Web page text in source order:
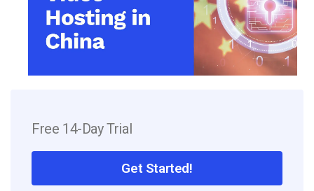
Free 14-Day Trial
Get Started!